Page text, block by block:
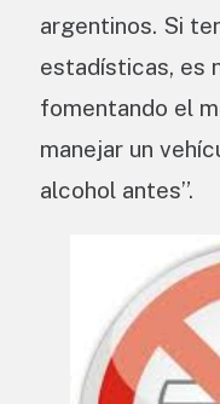
argentinos. Si
estadísticas, es
fomentando el
manejar un
alcohol antes”.